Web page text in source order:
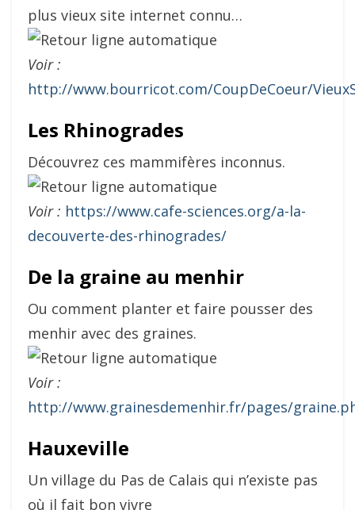
plus vieux site internet connu…
Voir :
http://www.bourricot.com/CoupDeCoeur/
Les Rhinogrades
Découvrez ces mammifères inconnus.
Voir : https://www.cafe-sciences.org/a-la-
decouverte-des-rhinogrades/
De la graine au menhir
Ou comment planter et faire pousser des
menhir avec des graines.
Voir :
http://www.grainesdemenhir.fr/pages/
Hauxeville
Un village du Pas de Calais qui n’existe pas
où il fait bon vivre